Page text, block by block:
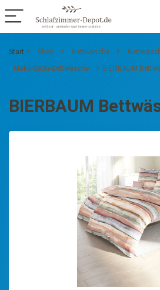
Start Shop Bettwäsche
Mako-Satin-Bettwäsche
BIERBAUM
BIERBAUM